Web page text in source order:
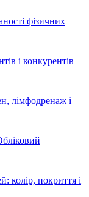
фізичних
і конкурентів
лімфодренаж і
колір, покриття і